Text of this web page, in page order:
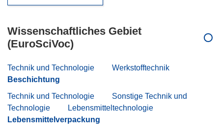
Wissenschaftliches Gebiet
(EuroSciVoc)
Technik und Technologie
Werkstofftechnik
Beschichtung
Technik und Technologie
Sonstige Technik und
Technologie
Lebensmitteltechnologie
Lebensmittelverpackung